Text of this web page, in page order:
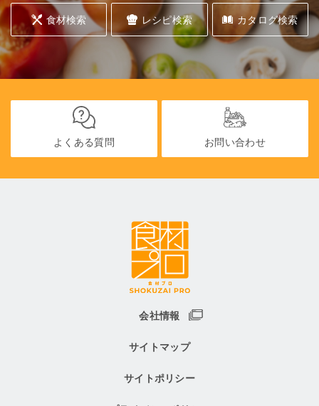
食材検索 レシピ検索 カタログ検索
よくある質問 お問い合わせ
会社情報
サイトマップ
サイトポリシー